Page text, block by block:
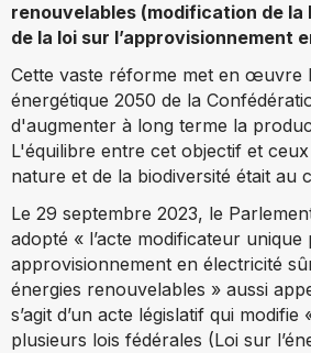
renouvelables (modification de la
de la loi sur l’approvisionnement
Cette vaste réforme met en œuvre
énergétique 2050 de la
d'augmenter à long terme la
L'équilibre entre cet objectif et
nature et de la biodiversité était au
Le 29 septembre 2023, le
adopté « l’acte modificateur
approvisionnement en électricité
énergies renouvelables » aussi
s’agit d’un acte législatif qui
plusieurs lois fédérales (Loi sur